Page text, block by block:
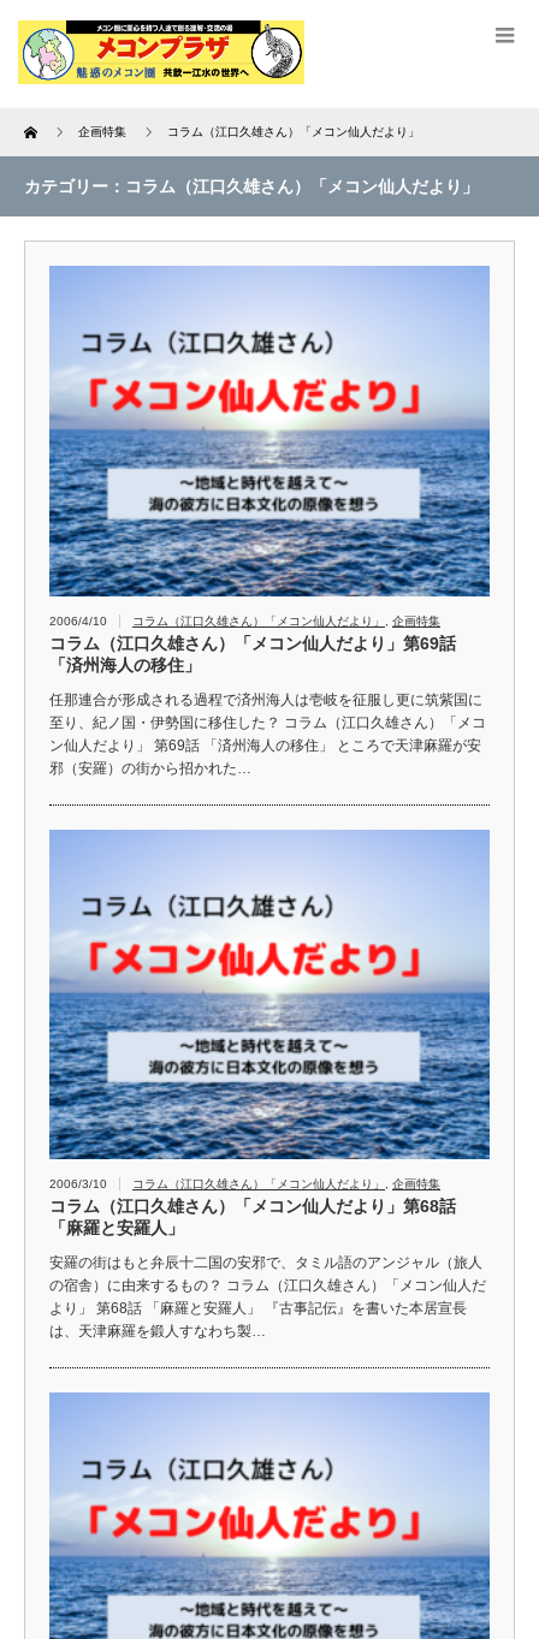
Home 企画特集 コラム（江口久雄さん）「メコン仙人だより」
カテゴリー：コラム（江口久雄さん）「メコン仙人だより」
2006/4/10 コラム（江口久雄さん）「メコン仙人だより」 企画特集
コラム（江口久雄さん）「メコン仙人だより」第69話
「済州海人の移住」
任那連合が形成される過程で済州海人は壱岐を征服し更に筑紫国に
至り、紀ノ国・伊勢国に移住した？ コラム（江口久雄さん）「メコ
ン仙人だより」 第69話 「済州海人の移住」 ところで天津麻羅が安
邪（安羅）の街から招かれた…
2006/3/10 コラム（江口久雄さん）「メコン仙人だより」 企画特集
コラム（江口久雄さん）「メコン仙人だより」第68話
「麻羅と安羅人」
安羅の街はもと弁辰十二国の安邪で、タミル語のアンジャル（旅人
の宿舎）に由来するもの？ コラム（江口久雄さん）「メコン仙人だ
より」 第68話 「麻羅と安羅人」 『古事記伝』を書いた本居宣長
は、天津麻羅を鍛人すなわち製…